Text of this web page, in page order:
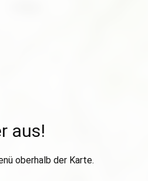
aus!
oberhalb der Karte.